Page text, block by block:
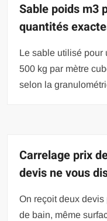
Sable poids m3
quantités
Le sable utilisé pour
500 kg par mètre
selon la
Carrelage prix
devis ne vous
On reçoit deux
de bain, même